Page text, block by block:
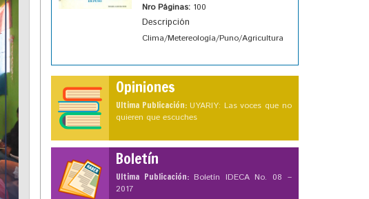
Nro Páginas: 100
Descripción
Clima/Metereología/Puno/Agricultura
Opiniones
Ultima Publicación: UYARIY: Las voces que no
quieren que escuches
Boletín
Ultima Publicación: Boletín IDECA No. 08 –
2017